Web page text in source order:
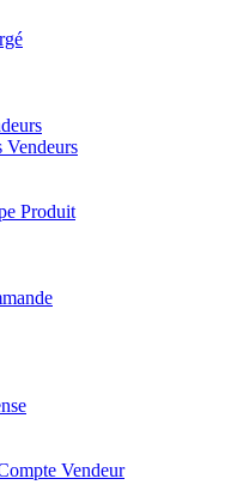
Vendeurs
Produit
Vendeur